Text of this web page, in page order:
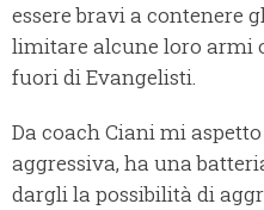
essere bravi a contenere
limitare alcune loro armi
fuori di Evangelisti.
Da coach Ciani mi
aggressiva, ha una
dargli la possibilità di